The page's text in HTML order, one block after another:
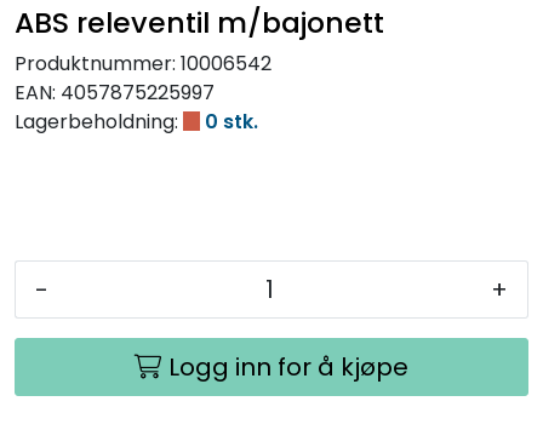
ABS releventil m/bajonett
Produktnummer: 10006542
EAN: 4057875225997
Lagerbeholdning:
0 stk.
- +
Logg inn for å kjøpe
PÅBYGG OG CHASSIS
SIKKERHET